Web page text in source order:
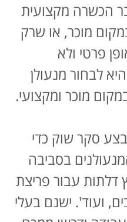
הכשרה מקצועית
מוכר, או שרק
פרטי ולא
לבחור מנעולן
מוכר ומקצועי.
סקר שוק כדי
בסביבה
דלתות עבור פריצת
ועוד'. ישנם בעלי